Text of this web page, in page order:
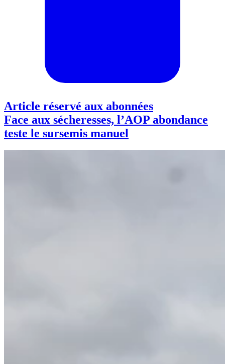
Article réservé aux abonnées
Face aux sécheresses, l’AOP abondance
teste le sursemis manuel